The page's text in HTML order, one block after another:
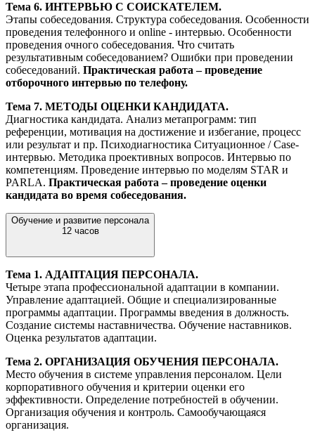
Тема 6. ИНТЕРВЬЮ С СОИСКАТЕЛЕМ.
Этапы собеседования. Структура собеседования. Особенности
проведения телефонного и online - интервью. Особенности
проведения очного собеседования. Что считать
результативным собеседованием? Ошибки при проведении
собеседований. Практическая работа – проведение
отборочного интервью по телефону.
Тема 7. МЕТОДЫ ОЦЕНКИ КАНДИДАТА.
Диагностика кандидата. Анализ метапрограмм: тип
референции, мотивация на достижение и избегание, процесс
или результат и пр. Психодиагностика Ситуационное / Case-
интервью. Методика проективных вопросов. Интервью по
компетенциям. Проведение интервью по моделям STAR и
PARLA. Практическая работа – проведение оценки
кандидата во время собеседования.
Обучение и развитие персонала
12 часов
Тема 1. АДАПТАЦИЯ ПЕРСОНАЛА.
Четыре этапа профессиональной адаптации в компании.
Управление адаптацией. Общие и специализированные
программы адаптации. Программы введения в должность.
Создание системы наставничества. Обучение наставников.
Оценка результатов адаптации.
Тема 2. ОРГАНИЗАЦИЯ ОБУЧЕНИЯ ПЕРСОНАЛА.
Место обучения в системе управления персоналом. Цели
корпоративного обучения и критерии оценки его
эффективности. Определение потребностей в обучении.
Организация обучения и контроль. Самообучающаяся
организация.